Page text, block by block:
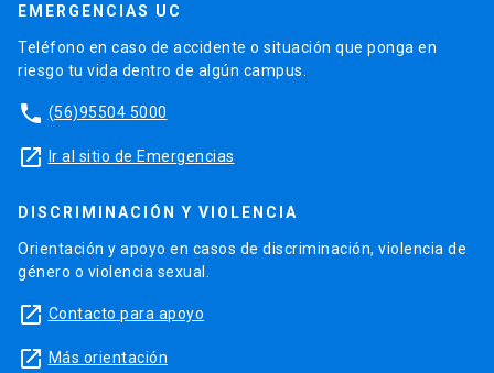
EMERGENCIAS UC
Teléfono en caso de accidente o situación que ponga en
riesgo tu vida dentro de algún campus.
phone (56)95504 5000
launch Ir al sitio de Emergencias
DISCRIMINACIÓN Y VIOLENCIA
Orientación y apoyo en casos de discriminación, violencia de
género o violencia sexual.
launch Contacto para apoyo
launch Más orientación